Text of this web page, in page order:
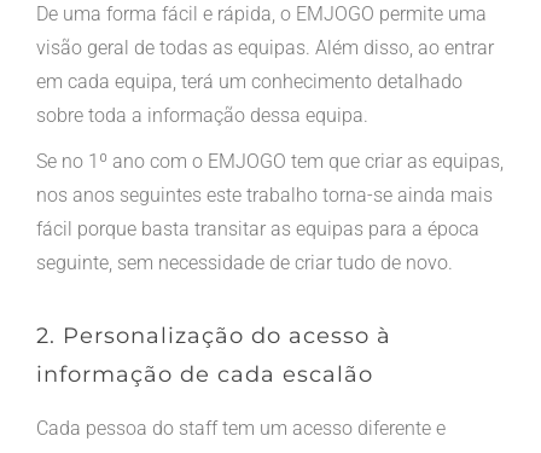
De uma forma fácil e rápida, o EMJOGO permite uma
visão geral de todas as equipas. Além disso, ao entrar
em cada equipa, terá um conhecimento detalhado
sobre toda a informação dessa equipa.
Se no 1º ano com o EMJOGO tem que criar as equipas,
nos anos seguintes este trabalho torna-se ainda mais
fácil porque basta transitar as equipas para a época
seguinte, sem necessidade de criar tudo de novo.
2. Personalização do acesso à
informação de cada escalão
Cada pessoa do staff tem um acesso diferente e